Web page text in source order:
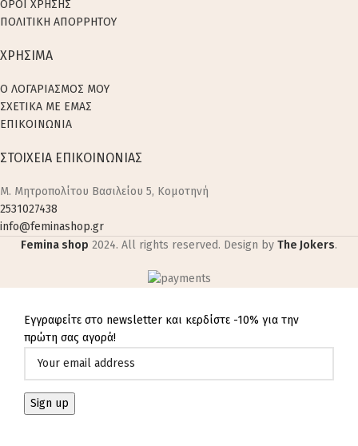
ΟΡΟΙ ΧΡΗΣΗΣ
ΠΟΛΙΤΙΚΗ ΑΠΟΡΡΗΤΟΥ
ΧΡΗΣΙΜΑ
Ο ΛΟΓΑΡΙΑΣΜΟΣ ΜΟΥ
ΣΧΕΤΙΚΑ ΜΕ ΕΜΑΣ
ΕΠΙΚΟΙΝΩΝΙΑ
ΣΤΟΙΧΕΙΑ ΕΠΙΚΟΙΝΩΝΙΑΣ
M. Μητροπολίτου Βασιλείου 5, Κομοτηνή
2531027438
info@feminashop.gr
Femina shop 2024. All rights reserved. Design by The Jokers.
Εγγραφείτε στο newsletter και κερδίστε -10% για την
πρώτη σας αγορά!